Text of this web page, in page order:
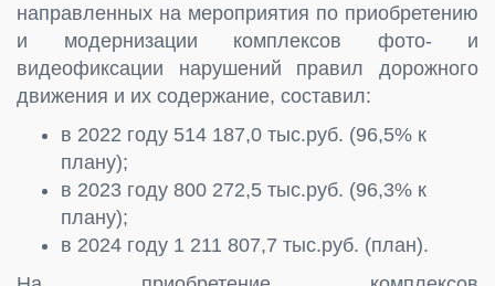
направленных на мероприятия по приобретению
и модернизации комплексов фото- и
видеофиксации нарушений правил дорожного
движения и их содержание, составил:
в 2022 году 514 187,0 тыс.руб. (96,5% к
плану);
в 2023 году 800 272,5 тыс.руб. (96,3% к
плану);
в 2024 году 1 211 807,7 тыс.руб. (план).